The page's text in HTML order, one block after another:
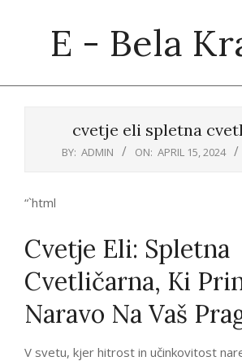
E - Bela
cvetje eli spletna
BY: ADMIN ON: APRIL 15, 2024
“`html
Cvetje Eli: Spletna
Cvetličarna, Ki
Naravo Na Vaš
V svetu, kjer hitrost in učinkovitost